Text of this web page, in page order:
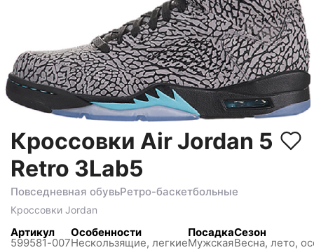
Кроссовки Air Jordan 5
Retro 3Lab5
Повседневная обувьРетро-баскетбольные
Кроссовки Jordan
Артикул
599581-007
Особенности
Нескользящиe, легкие
Посадка
Мужская
Сезон
Весна, лето,